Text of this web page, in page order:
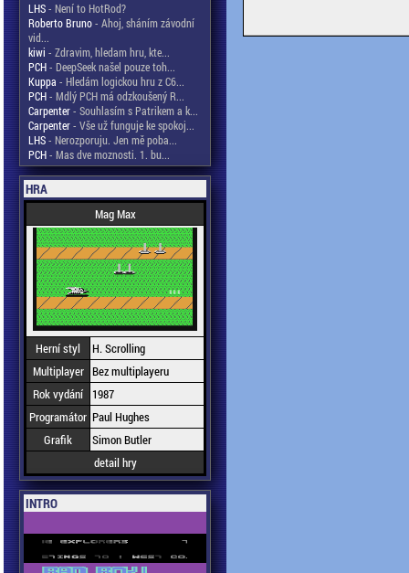
LHS- Není to HotRod?
Roberto Bruno- Ahoj, sháním závodní
vid...
kiwi - Zdravim, hledam hru, kte...
PCH- DeepSeek našel pouze toh...
Kuppa - Hledám logickou hru z C6...
PCH- Mdlý PCH má odzkoušený R...
Carpenter- Souhlasím s Patrikem a k...
Carpenter- Vše už funguje ke spokoj...
LHS- Nerozporuju. Jen mě poba...
PCH- Mas dve moznosti. 1. bu...
HRA
Mag Max
Herní styl
H. Scrolling
Multiplayer Bez multiplayeru
Rok vydání
1987
Programátor Paul Hughes
Grafik
Simon Butler
detail hry
INTRO